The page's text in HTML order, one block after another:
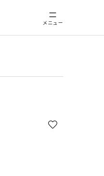
メニュー